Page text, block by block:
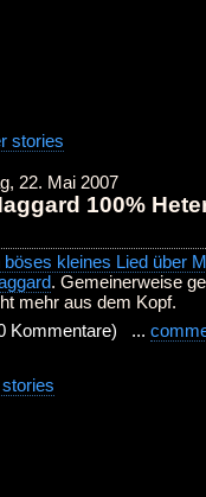
stories
22. Mai 2007
100%
böses kleines Lied über
. Gemeinerweise
mehr aus dem Kopf.
Kommentare) ...